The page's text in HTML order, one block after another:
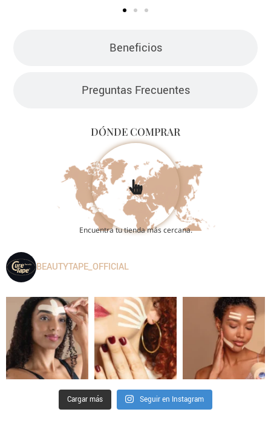
Beneficios
Preguntas Frecuentes
DÓNDE COMPRAR
Encuentra tu tienda más cercana.
BEAUTYTAPE_OFFICIAL
Cargar más Seguir en Instagram